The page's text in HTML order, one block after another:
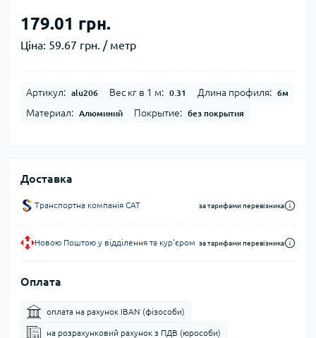
179.01 грн.
Ціна: 59.67 грн. / метр
Артикул: alu206 Вес кг в 1 м: 0.31 Длина профиля: 6м
Материал: Алюминий Покрытие: без покрытия
Доставка
Транспортна компанія CAT за тарифами перевізника
Новою Поштою у відділення та кур'єром за тарифами перевізника
Оплата
оплата на рахунок IBAN (фізособи)
на розрахунковий рахунок з ПДВ (юрособи)